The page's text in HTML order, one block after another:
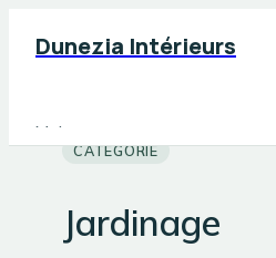
Dunezia Intérieurs
Maison
Jardinage
CATÉGORIE
Jardinage